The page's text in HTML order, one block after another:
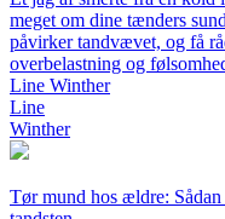
meget om dine tænders
påvirker tandvævet, og få
overbelastning og
Line Winther
Line
Winther
Tør mund hos ældre: